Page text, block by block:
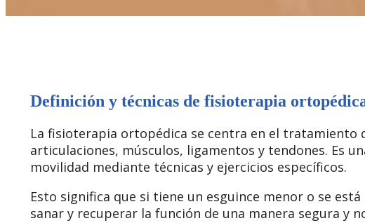
Definición y técnicas de fisioterapia
La fisioterapia ortopédica se centra en el tratamiento
articulaciones, músculos, ligamentos y tendones. Es
movilidad mediante técnicas y ejercicios específicos.
Esto significa que si tiene un esguince menor o se
sanar y recuperar la función de una manera segura y